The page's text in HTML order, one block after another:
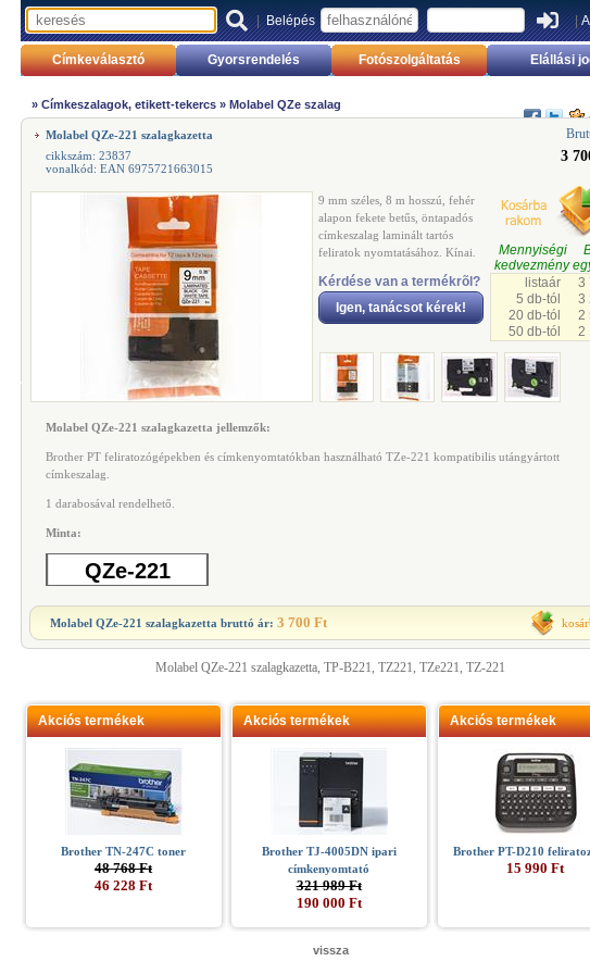
|Belépés |
Címkeválasztó Gyorsrendelés Fotószolgáltatás Elállási
» Címkeszalagok, etikett-tekercs » Molabel QZe szalag
Molabel QZe-221 szalagkazetta
cikkszám: 23837
vonalkód: EAN 6975721663015
3
9 mm széles, 8 m hosszú, fehér
alapon fekete betűs, öntapadós
címkeszalag laminált tartós
feliratok nyomtatásához. Kínai.
Kérdése van a termékrõl?
Igen, tanácsot kérek!
Mennyiségi
kedvezmény
listaár
3
5 db-tól
3
20 db-tól
2
50 db-tól
2
Molabel QZe-221 szalagkazetta jellemzők:
Brother PT feliratozógépekben és címkenyomtatókban használható TZe-221 kompatibilis utángyártott
címkeszalag.
1 darabosával rendelhető.
Minta:
QZe-221
Molabel QZe-221 szalagkazetta bruttó ár: 3 700 Ft
Molabel QZe-221 szalagkazetta, TP-B221, TZ221, TZe221, TZ-221
Akciós termékek
Brother TN-247C toner
48 768 Ft
46 228 Ft
Akciós termékek
Brother TJ-4005DN ipari
címkenyomtató
321 989 Ft
190 000 Ft
Akciós termékek
Brother PT-D210
15 990 Ft
vissza